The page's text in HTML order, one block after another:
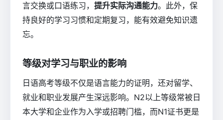
言交换或口语练习， 提升实际沟通能力。此外，保
持良好的学习习惯和定期复习，能有效避免知识遗
忘。
等级对学习与职业的影响
日语高考等级不仅是语言能力的证明，还对留学、
就业和职业发展产生深远影响。N2以上等级常被日
本大学和企业作为入学或招聘门槛，而N1证书更是